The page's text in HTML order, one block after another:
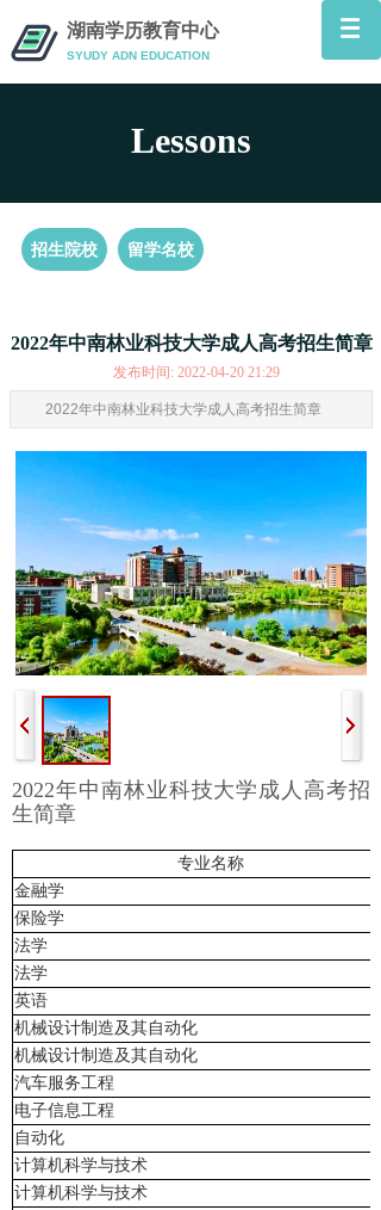
SYUDY ADN EDUCATION
湖南学历教育中心
Lessons
招生院校 留学名校
2022年中南林业科技大学成人高考招生简章
发布时间: 2022-04-20 21:29
2022年中南林业科技大学成人高考招生简章
2022年中南林业科技大学成人高考招
生简章
专业名称
金融学
保险学
法学
法学
英语
机械设计制造及其自动化
机械设计制造及其自动化
汽车服务工程
电子信息工程
自动化
计算机科学与技术
计算机科学与技术